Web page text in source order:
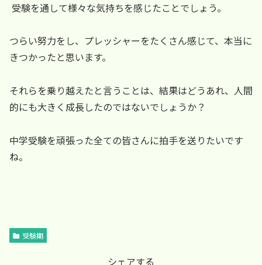
受験を通して様々な気持ちを感じたことでしょう。
つらい努力をし、プレッシャーをたくさん感じて、本当に
きつかったと思います。
それらを乗り越えたと言うことは、結果はどうあれ、人間
的にも大きく成長したのではないでしょうか？
中学受験を頑張った全ての皆さんに拍手を送りたいです
ね。
受験期
シェアする